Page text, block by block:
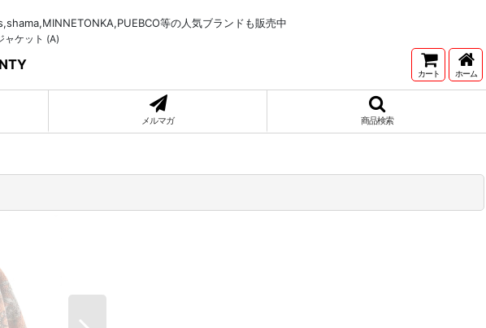
等の人気ブランドも販売中
ャケット (A)
カート ホーム
メルマガ 商品検索